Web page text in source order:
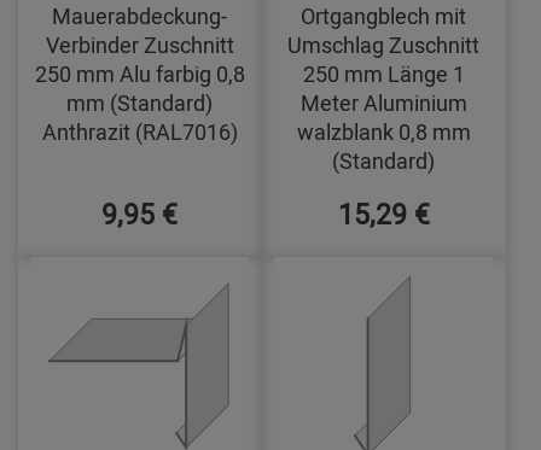
Mauerabdeckung-
Verbinder Zuschnitt
250 mm Alu farbig 0,8
mm (Standard)
Anthrazit (RAL7016)
9,95 €
Ortgangblech mit
Umschlag Zuschnitt
250 mm Länge 1
Meter Aluminium
walzblank 0,8 mm
(Standard)
15,29 €